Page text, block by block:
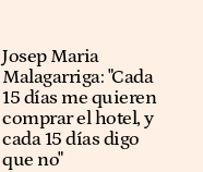
​​Josep Maria
Malagarriga: "Cada
15 días me quieren
comprar el hotel, y
cada 15 días digo
que no"